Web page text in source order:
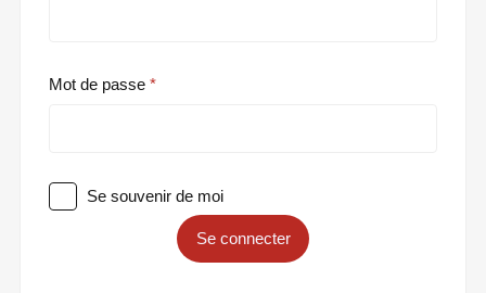
Mot de passe
Se souvenir de moi
Se connecter